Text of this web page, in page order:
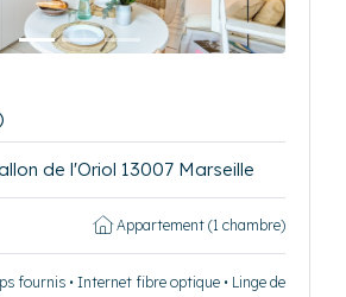
de l'Oriol 13007 Marseille
Appartement (1 chambre)
fournis • Internet fibre optique • Linge de